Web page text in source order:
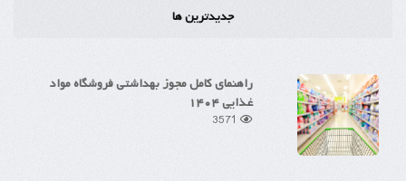
جدیدترین ها
راهنمای کامل مجوز بهداشتی فروشگاه مواد
غذایی ۱۴۰۴